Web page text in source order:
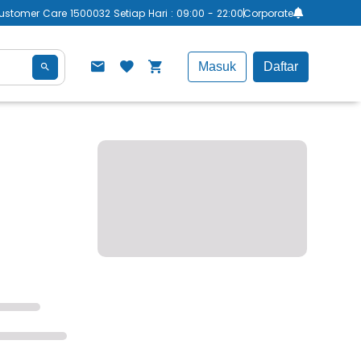
Care 1500032 Setiap Hari : 09:00 - 22:00Corporate
Masuk Daftar